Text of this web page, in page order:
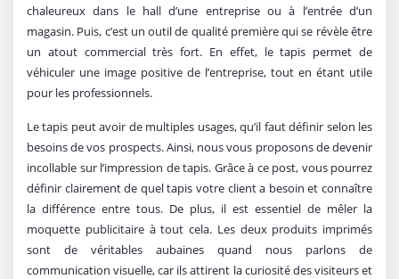
chaleureux dans le hall d’une entreprise ou à l’entrée d’un
magasin. Puis, c’est un outil de qualité première qui se révèle être
un atout commercial très fort. En effet, le tapis permet de
véhiculer une image positive de l’entreprise, tout en étant utile
pour les professionnels.
Le tapis peut avoir de multiples usages, qu’il faut définir selon les
besoins de vos prospects. Ainsi, nous vous proposons de devenir
incollable sur l’impression de tapis. Grâce à ce post, vous pourrez
définir clairement de quel tapis votre client a besoin et connaître
la différence entre tous. De plus, il est essentiel de mêler la
moquette publicitaire à tout cela. Les deux produits imprimés
sont de véritables aubaines quand nous parlons de
communication visuelle, car ils attirent la curiosité des visiteurs et